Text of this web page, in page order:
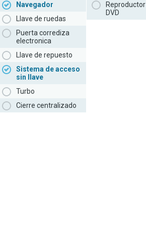
Navegador
Llave de ruedas
Puerta corrediza
electronica
Llave de repuesto
Sistema de acceso
sin llave
Turbo
Cierre centralizado
Reproductor
DVD